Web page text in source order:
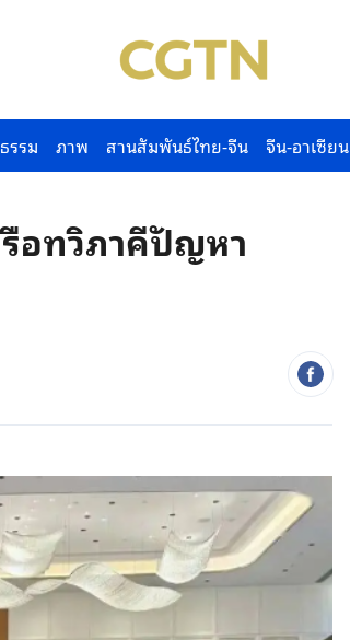
รรม ภาพ สานสัมพันธ์ไทย-จีน จีน-อาเซียน
อทวิภาคีปัญหา